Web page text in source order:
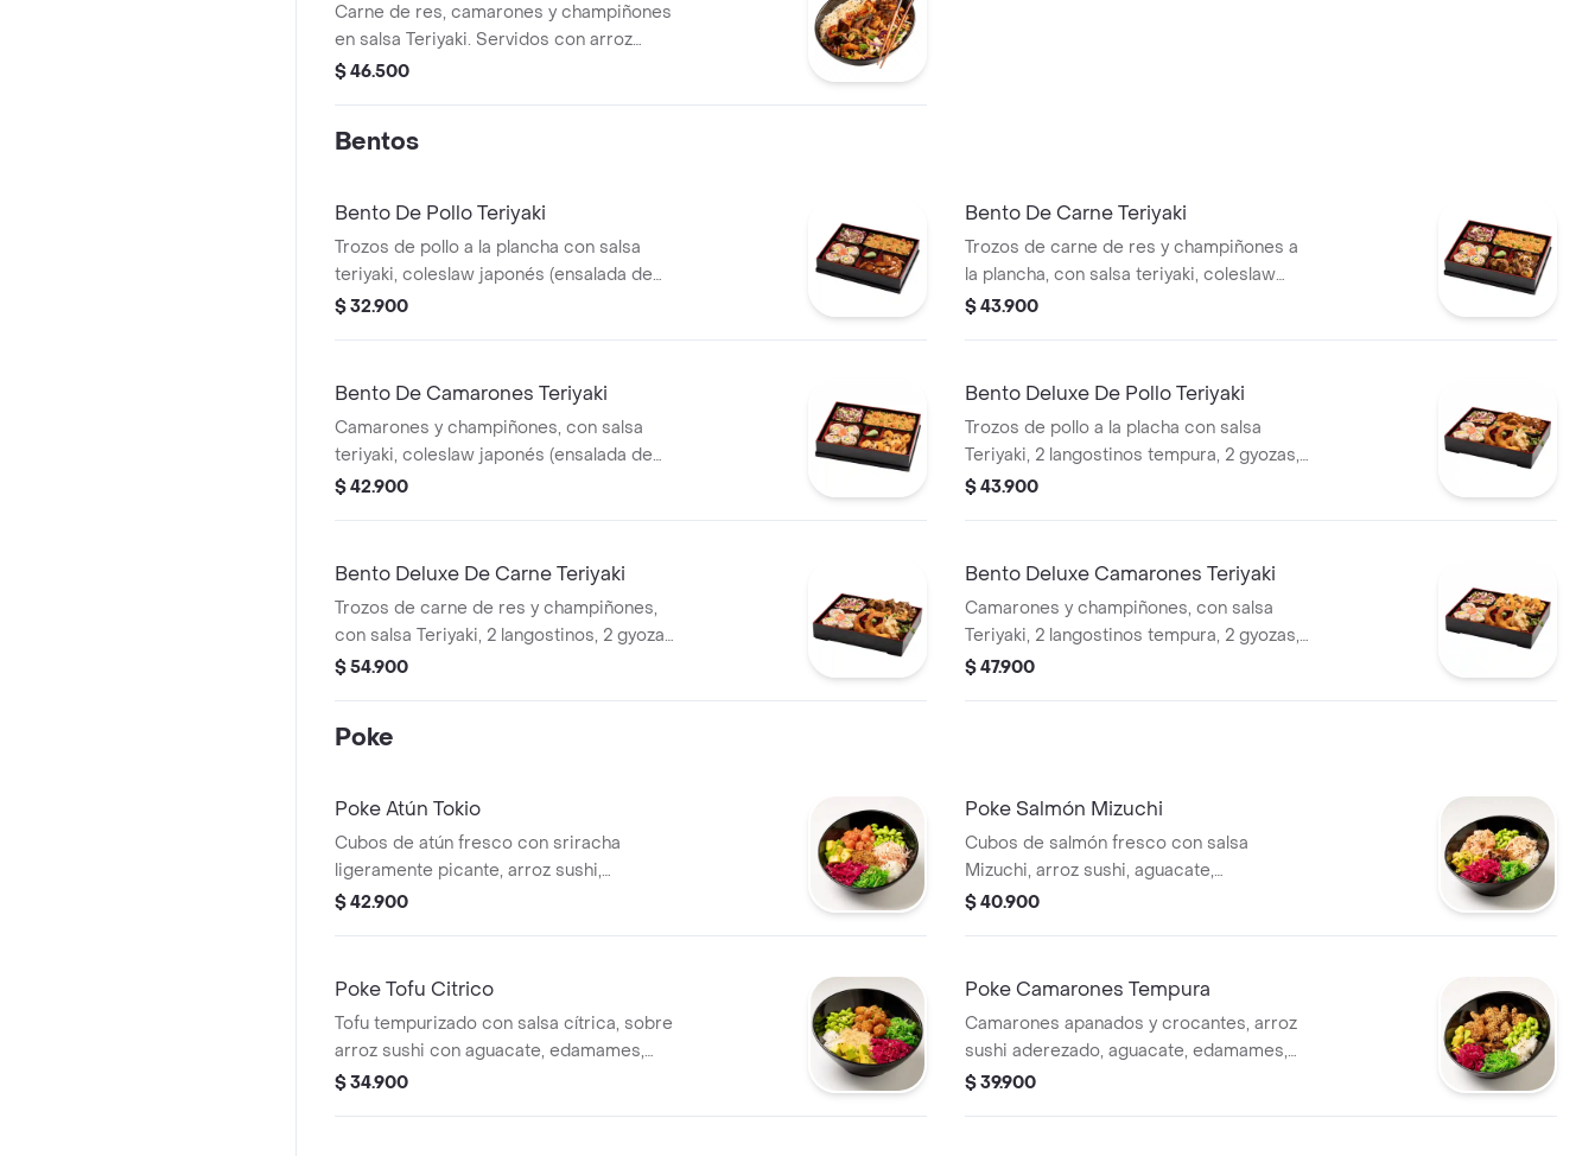
Carne de res, camarones y champiñones
en salsa Teriyaki. Servidos con arroz
blanco, japonés o pasta y vegetales,
$ 46.500
Bentos
Bento De Pollo Teriyaki
Trozos de pollo a la plancha con salsa
teriyaki, coleslaw japonés (ensalada de
repollo y zanahoria), 4 bocados de sushi
$ 32.900
Bento De Carne Teriyaki
Trozos de carne de res y champiñones a
la plancha, con salsa teriyaki, coleslaw
japonés, 4 bocados de sushi California,
$ 43.900
Bento De Camarones Teriyaki
Camarones y champiñones, con salsa
teriyaki, coleslaw japonés (ensalada de
repollo y zanahoria), 4 bocados de sushi
$ 42.900
Bento Deluxe De Pollo Teriyaki
Trozos de pollo a la placha con salsa
Teriyaki, 2 langostinos tempura, 2 gyozas,
coleslaw japonés, 4 bocados de sushi
$ 43.900
Bento Deluxe De Carne Teriyaki
Trozos de carne de res y champiñones,
con salsa Teriyaki, 2 langostinos, 2 gyozas,
coleslaw japonés, 4 bocados de sushi
$ 54.900
Bento Deluxe Camarones Teriyaki
Camarones y champiñones, con salsa
Teriyaki, 2 langostinos tempura, 2 gyozas,
coleslaw japonés, 4 bocados de sushi
$ 47.900
Poke
Poke Atún Tokio
Cubos de atún fresco con sriracha
ligeramente picante, arroz sushi,
aguacate, edamames, wakame, murasaki,
$ 42.900
Poke Salmón Mizuchi
Cubos de salmón fresco con salsa
Mizuchi, arroz sushi, aguacate,
edamames, wakame, palmitos de
$ 40.900
Poke Tofu Citrico
Tofu tempurizado con salsa cítrica, sobre
arroz sushi con aguacate, edamames,
wakame y repollo murasaki y termina con
$ 34.900
Poke Camarones Tempura
Camarones apanados y crocantes, arroz
sushi aderezado, aguacate, edamames,
wakame, repollo murasaki y cebolla junca
$ 39.900